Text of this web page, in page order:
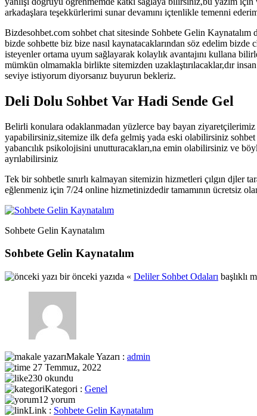
arkadaşlara teşekkürlerimi sunar devamını içtenlikle temenni
Bizdesohbet.com sohbet chat sitesinde Sohbete Gelin
bizde sohbette biz bize nasıl kaynatacaklarından söz edelim
isteyenler ortama uyum sağlayarak kolaylık avantajını kullana
mümkün olmamakla birlikte sitemizden uzaklaştırılacaklar,dır
seviye istiyorum diyorsanız buyurun bekleriz.
Deli Dolu Sohbet Var Hadi Sende Gel
Belirli konulara odaklanmadan yüzlerce bay bayan ziyaretçilerimiz
yapabilirsiniz,sitemize ilk defa gelmiş yada eski olabilirsiniz sohbet
yabancılık psikolojisini unutturacakları,na emin olabilirsiniz ve
ayrılabilirsiniz
Tek bir sohbetle sınırlı kalmayan sitemizin hizmetleri çılgın djler
eğlenmeniz için 7/24 online hizmetinizdedir tamamının ücretsiz
Sohbete Gelin Kaynatalım
Sohbete Gelin Kaynatalım
bir önceki yazıda « Deliler Sohbet Odaları başlıklı
Makale Yazarı : admin
27 Temmuz, 2022
230 okundu
Kategori : Genel
12 yorum
Link : Sohbete Gelin Kaynatalım